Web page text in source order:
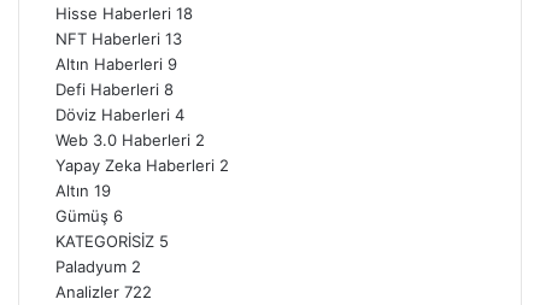
Hisse Haberleri 18
NFT Haberleri 13
Altın Haberleri 9
Defi Haberleri 8
Döviz Haberleri 4
Web 3.0 Haberleri 2
Yapay Zeka Haberleri 2
Altın 19
Gümüş 6
KATEGORİSİZ 5
Paladyum 2
Analizler 722